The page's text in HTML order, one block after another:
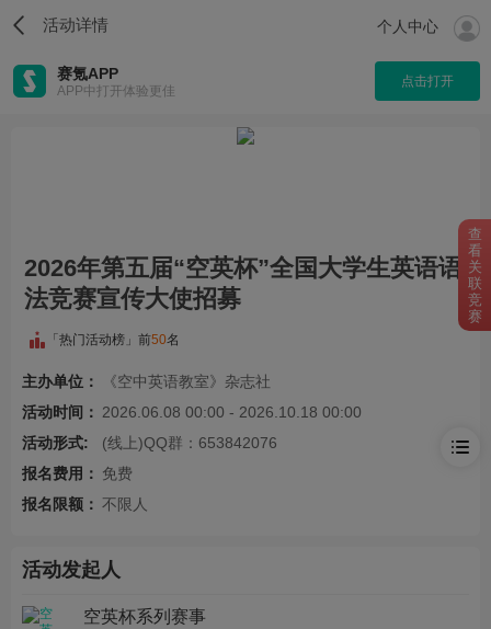
活动详情 个人中心
赛氪APP
APP中打开体验更佳
点击打开
查
看
关
联
竞
赛
2026年第五届“空英杯”全国大学生英语语
法竞赛宣传大使招募
「热门活动榜」前50名
主办单位：
《空中英语教室》杂志社
活动时间： 2026.06.08 00:00 - 2026.10.18 00:00
活动形式:
(线上)QQ群：653842076
报名费用： 免费
报名限额： 不限人
活动发起人
空英杯系列赛事